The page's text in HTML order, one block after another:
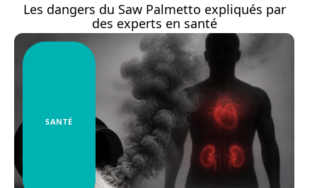
Les dangers du Saw Palmetto expliqués par
des experts en santé
SANTÉ